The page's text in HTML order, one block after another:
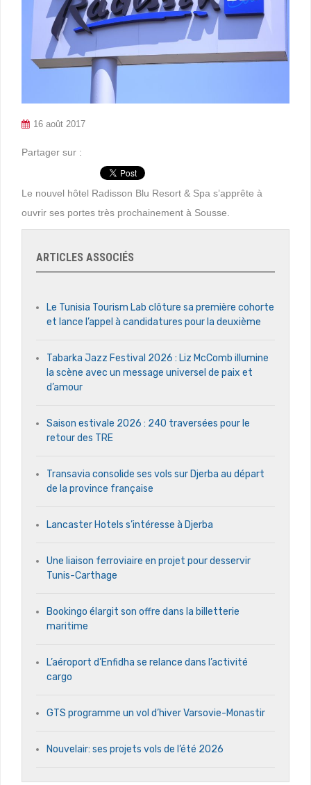
16 août 2017
Partager sur :
Le nouvel hôtel Radisson Blu Resort & Spa s’apprête à
ouvrir ses portes très prochainement à Sousse.
ARTICLES ASSOCIÉS
Le Tunisia Tourism Lab clôture sa première cohorte
et lance l’appel à candidatures pour la deuxième
Tabarka Jazz Festival 2026 : Liz McComb illumine
la scène avec un message universel de paix et
d’amour
Saison estivale 2026 : 240 traversées pour le
retour des TRE
Transavia consolide ses vols sur Djerba au départ
de la province française
Lancaster Hotels s’intéresse à Djerba
Une liaison ferroviaire en projet pour desservir
Tunis-Carthage
Bookingo élargit son offre dans la billetterie
maritime
L’aéroport d’Enfidha se relance dans l’activité
cargo
GTS programme un vol d’hiver Varsovie-Monastir
Nouvelair: ses projets vols de l’été 2026